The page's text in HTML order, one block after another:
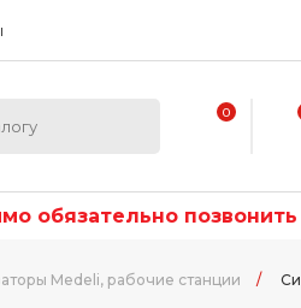
0
обязательно
Medeli, рабочие станции /